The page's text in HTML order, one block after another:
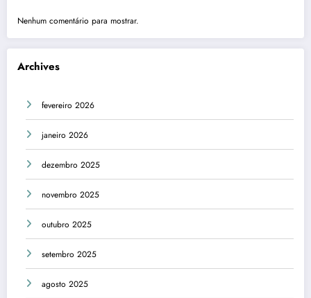
Nenhum comentário para mostrar.
Archives
fevereiro 2026
janeiro 2026
dezembro 2025
novembro 2025
outubro 2025
setembro 2025
agosto 2025